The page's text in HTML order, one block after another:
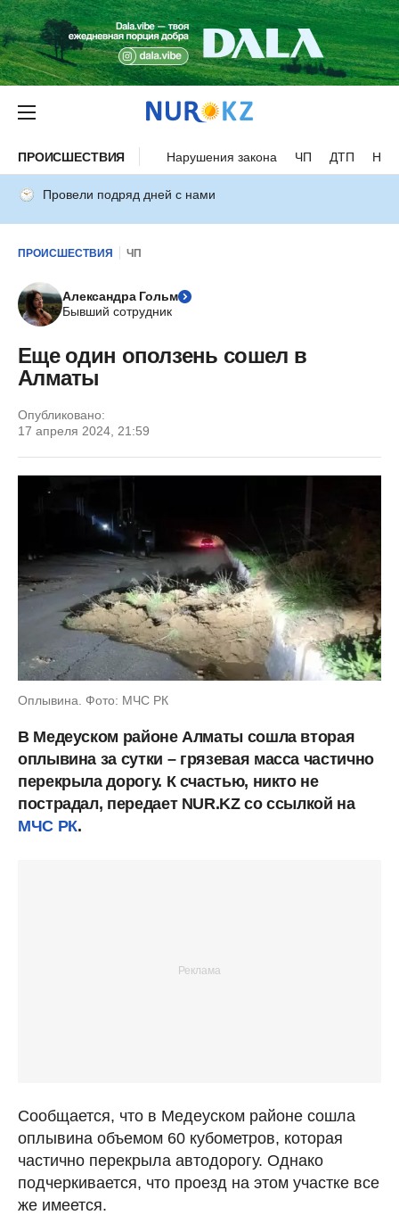
ПРОИСШЕСТВИЯ Нарушения закона ЧП ДТП
Провели подряд дней с нами
ПРОИСШЕСТВИЯ ЧП
Александра Гольм
Бывший сотрудник
Еще один оползень сошел в
Алматы
Опубликовано:
17 апреля 2024, 21:59
Оплывина. Фото: МЧС РК
В Медеуском районе Алматы сошла вторая
оплывина за сутки – грязевая масса частично
перекрыла дорогу. К счастью, никто не
пострадал, передает NUR.KZ со ссылкой на
МЧС РК.
Сообщается, что в Медеуском районе сошла
оплывина объемом 60 кубометров, которая
частично перекрыла автодорогу. Однако
подчеркивается, что проезд на этом участке все
же имеется.